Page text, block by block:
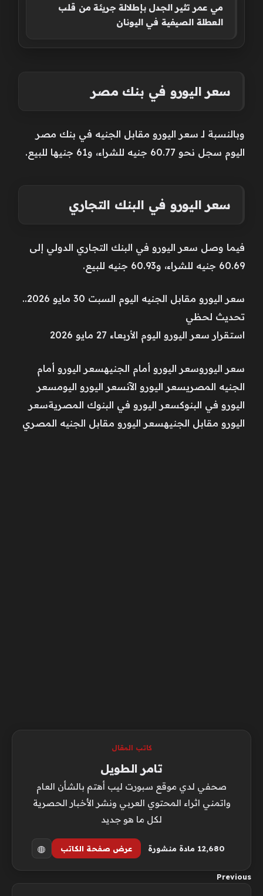
مي عمر تثير الجدل بإطلالة جريئة من قلب
العطلة الصيفية في اليونان
سعر اليورو في بنك مصر
وبالنسبة لـ سعر اليورو مقابل الجنيه في بنك مصر
اليوم سجل نحو 60.77 جنيه للشراء، و61 جنيها للبيع.
سعر اليورو في البنك التجاري
فيما وصل سعر اليورو في البنك التجاري الدولي إلى
60.69 جنيه للشراء، و60.93 جنيه للبيع.
سعر اليورو مقابل الجنيه اليوم السبت 30 مايو 2026..
تحديث لحظي
استقرار سعر اليورو اليوم الأربعاء 27 مايو 2026
سعر اليوروسعر اليورو أمام الجنيهسعر اليورو أمام
الجنيه المصريسعر اليورو الآنسعر اليورو اليومسعر
اليورو في البنوكسعر اليورو في البنوك المصريةسعر
اليورو مقابل الجنيهسعر اليورو مقابل الجنيه المصري
كاتب المقال
تامر الطويل
صحفي لدي موقع سبورت ليب أهتم بالشأن العام
واتمني اثراء المحتوي العربي ونشر الأخبار الحصرية
لكل ما هو جديد
12٬680 مادة منشورة عرض صفحة الكاتب
Previous